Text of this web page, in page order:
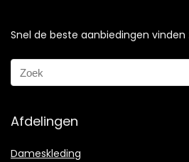
Snel de beste aanbiedingen vinden
Afdelingen
Dameskleding